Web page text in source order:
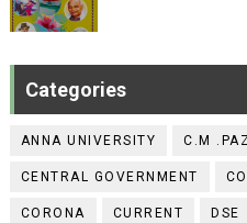
Categories
ANNA UNIVERSITY C.M
CENTRAL GOVERNMENT
CORONA CURRENT DSE